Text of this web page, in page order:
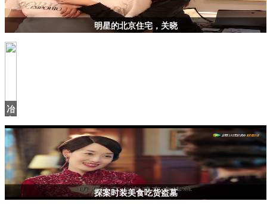
明星的北京住宅，关晓
冶
彪
讲
述：
《清
明
上
探案时装美食吃货盗墓